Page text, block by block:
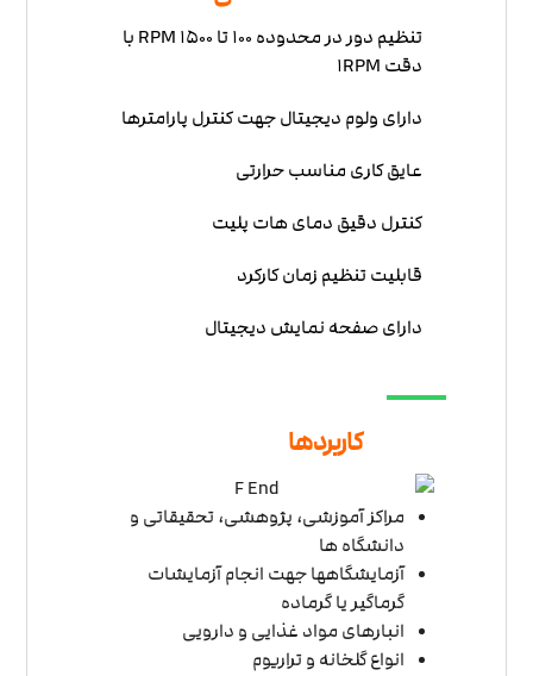
تنظیم دور در محدوده 100 تا 1500 RPM با
دقت 1RPM
دارای ولوم دیجیتال جهت کنترل پارامترها
عایق کاری مناسب حرارتی
کنترل دقیق دمای هات پلیت
قابلیت تنظیم زمان کارکرد
دارای صفحه نمایش دیجیتال
کاربردها
مراکز آموزشی، پژوهشی، تحقیقاتی و
دانشگاه ها
آزمایشگاهها جهت انجام آزمایشات
گرماگیر یا گرماده
انبارهای مواد غذایی و دارویی
انواع گلخانه و تراریوم